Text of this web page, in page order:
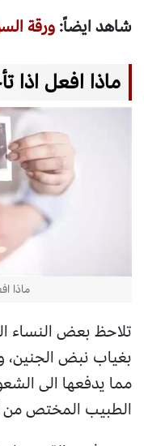
شاهد ايضاً:ورقة
ماذا افعل اذا
ماذا
تلاحظ بعض النساء
بغياب نبض الجنين،
مما يدفعها الى
الطبيب المختص من